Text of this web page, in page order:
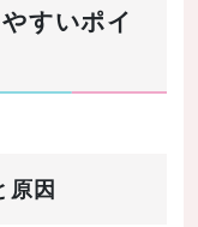
すいポイ
原因